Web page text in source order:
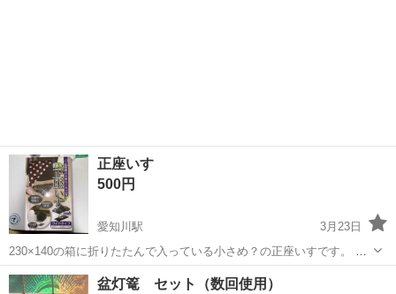
正座いす
500円
愛知川駅
3月23日
230×140の箱に折りたたんで入っている小さめ？の正座いすです。 今
回法事で使おうと買ったのですが、私の膝がまがらず使えませんでし
たので、どなたか使って頂けると嬉しいです。 もちろんカバーと携帯
滋賀 愛知郡 愛知川駅 冠婚葬祭 法事
盆灯篭 セット（数回使用）